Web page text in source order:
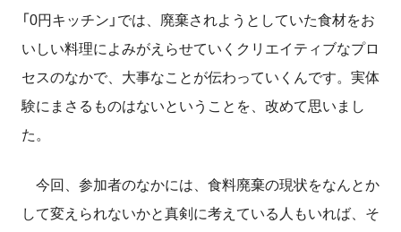
「0円キッチン」では、廃棄されようとしていた食材をお
いしい料理によみがえらせていくクリエイティブなプロ
セスのなかで、大事なことが伝わっていくんです。実体
験にまさるものはないということを、改めて思いまし
た。
今回、参加者のなかには、食料廃棄の現状をなんとか
して変えられないかと真剣に考えている人もいれば、そ